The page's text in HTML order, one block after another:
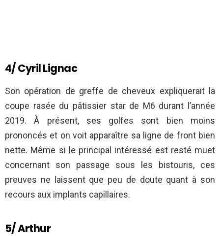
4/ Cyril Lignac
Son opération de greffe de cheveux expliquerait la
coupe rasée du pâtissier star de M6 durant l’année
2019. À présent, ses golfes sont bien moins
prononcés et on voit apparaître sa ligne de front bien
nette. Même si le principal intéressé est resté muet
concernant son passage sous les bistouris, ces
preuves ne laissent que peu de doute quant à son
recours aux implants capillaires.
5/ Arthur